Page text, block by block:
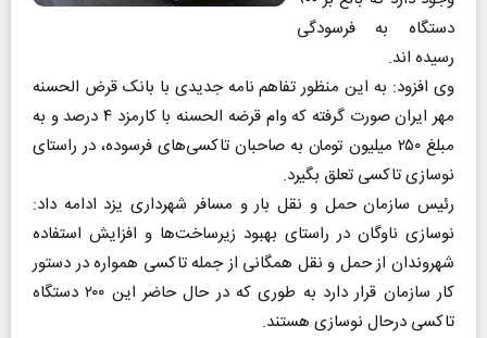
دستگاه به فرسودگی
رسیده اند.
وی افزود: به این منظور تفاهم نامه جدیدی با بانک قرض الحسنه
مهر ایران صورت گرفته که وام قرضه الحسنه با کارمزد ۴ درصد و به
مبلغ ۲۵۰ میلیون تومان به صاحبان تاکسی‌های فرسوده، در راستای
نوسازی تاکسی تعلق بگیرد.
رئیس سازمان حمل و نقل بار و مسافر شهرداری یزد ادامه داد:
نوسازی ناوگان در راستای بهبود زیرساخت‌ها و افزایش استفاده
شهروندان از حمل و نقل همگانی از جمله تاکسی همواره در دستور
کار سازمان قرار دارد به طوری که در حال حاضر این ۲۰۰ دستگاه
تاکسی درحال نوسازی هستند.